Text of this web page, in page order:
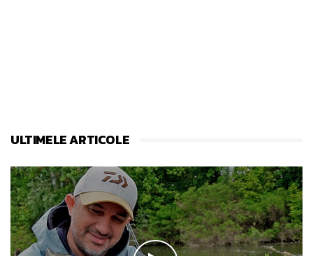
ULTIMELE ARTICOLE